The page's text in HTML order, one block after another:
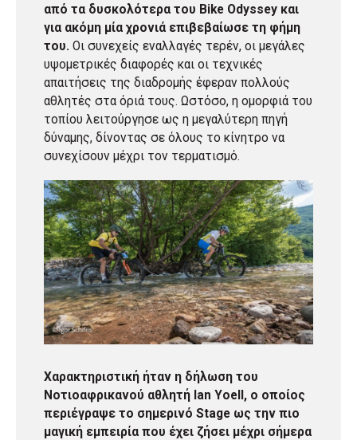
από τα δυσκολότερα του Bike Odyssey και
για ακόμη μία χρονιά επιβεβαίωσε τη φήμη
του. Οι συνεχείς εναλλαγές τερέν, οι μεγάλες
υψομετρικές διαφορές και οι τεχνικές
απαιτήσεις της διαδρομής έφεραν πολλούς
αθλητές στα όριά τους. Ωστόσο, η ομορφιά του
τοπίου λειτούργησε ως η μεγαλύτερη πηγή
δύναμης, δίνοντας σε όλους το κίνητρο να
συνεχίσουν μέχρι τον τερματισμό.
Χαρακτηριστική ήταν η δήλωση του
Νοτιοαφρικανού αθλητή Ian Yoell, ο οποίος
περιέγραψε το σημερινό Stage ως την πιο
μαγική εμπειρία που έχει ζήσει μέχρι σήμερα